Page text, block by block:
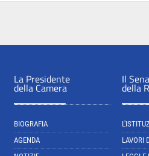
La Presidente
della Camera
BIOGRAFIA
AGENDA
Il
della
LAVORI